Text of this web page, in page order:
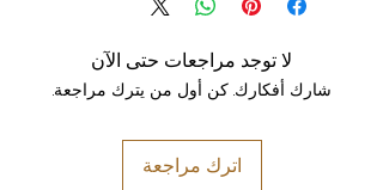
لا توجد مراجعات حتى الآن
شارك أفكارك. كن أول من يترك مراجعة.
اترك مراجعة